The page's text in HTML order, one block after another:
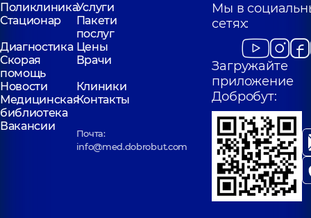
ПоликлиникаУслуги
Стационар
Пакети
послуг
Диагностика Цены
Скорая
помощь
Врачи
Новости
Клиники
Медицинская
библиотека
Контакты
Вакансии
Почта:
info@med.dobrobut.com
Мы в
сетях:
Загружайте
приложение
Добробут: